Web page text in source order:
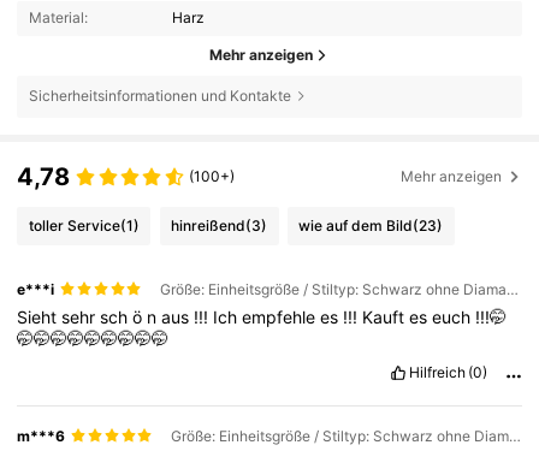
Material: Harz
Mehr anzeigen
Sicherheitsinformationen und Kontakte
4,78 (100+) Mehr anzeigen
toller Service(1) hinreißend(3) wie auf dem Bild(23)
e***i Größe: Einheitsgröße / Stiltyp: Schwarz ohne Diamanten
Siehtsehrschö naus !!! Ichempfehlees !!! Kaufteseuch !!!🤭
🤭🤭🤭🤭🤭🤭🤭🤭🤭
Hilfreich (0)
m***6 Größe: Einheitsgröße / Stiltyp: Schwarz ohne Diamanten